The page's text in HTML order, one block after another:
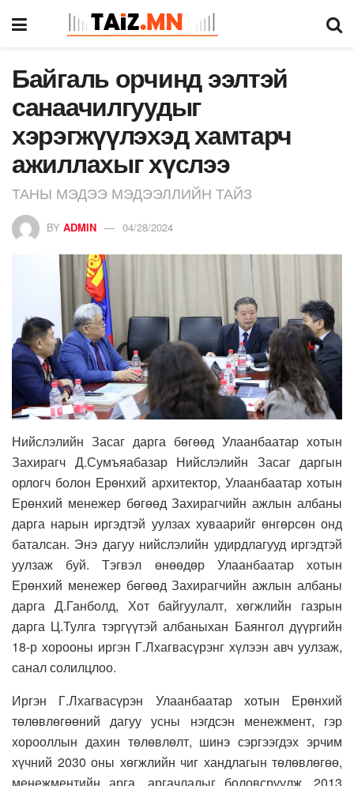
Байгаль орчинд ээлтэй
санаачилгуудыг
хэрэгжүүлэхэд хамтарч
ажиллахыг хүслээ
ТАНЫ МЭДЭЭ МЭДЭЭЛЛИЙН ТАЙЗ
BY ADMIN 04/28/2024
Нийслэлийн Засаг дарга бөгөөд Улаанбаатар хотын
Захирагч Д.Сумъяабазар Нийслэлийн Засаг даргын
орлогч болон Ерөнхий архитектор, Улаанбаатар хотын
Ерөнхий менежер бөгөөд Захирагчийн ажлын албаны
дарга нарын иргэдтэй уулзах хуваарийг өнгөрсөн онд
баталсан. Энэ дагуу нийслэлийн удирдлагууд иргэдтэй
уулзаж буй. Тэгвэл өнөөдөр Улаанбаатар хотын
Ерөнхий менежер бөгөөд Захирагчийн ажлын албаны
дарга Д.Ганболд, Хот байгуулалт, хөгжлийн газрын
дарга Ц.Тулга тэргүүтэй албаныхан Баянгол дүүргийн
18-р хорооны иргэн Г.Лхагвасүрэнг хүлээн авч уулзаж,
санал солилцлоо.
Иргэн Г.Лхагвасүрэн Улаанбаатар хотын Ерөнхий
төлөвлөгөөний дагуу усны нэгдсэн менежмент, гэр
хорооллын дахин төлөвлөлт, шинэ сэргээгдэх эрчим
хүчний 2030 оны хөгжлийн чиг хандлагын төлөвлөгөө,
менежментийн арга, аргачлалыг боловсруулж, 2013